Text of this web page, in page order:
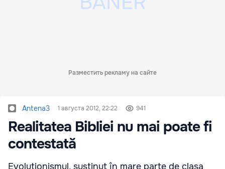
Разместить рекламу на сайте
Antena3 1 августа 2012, 22:22 941
Realitatea Bibliei nu mai poate fi
contestată
Evoluţionismul, susţinut în mare parte de clasa